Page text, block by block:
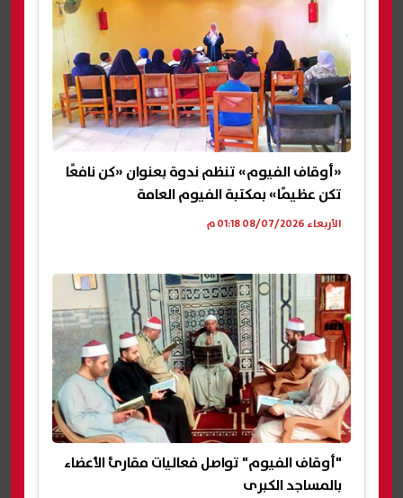
«أوقاف الفيوم» تنظم ندوة بعنوان «كن نافعًا
تكن عظيمًا» بمكتبة الفيوم العامة
الأربعاء 08/07/2026 01:18 م
"أوقاف الفيوم" تواصل فعاليات مقارئ الأعضاء
بالمساجد الكبرى